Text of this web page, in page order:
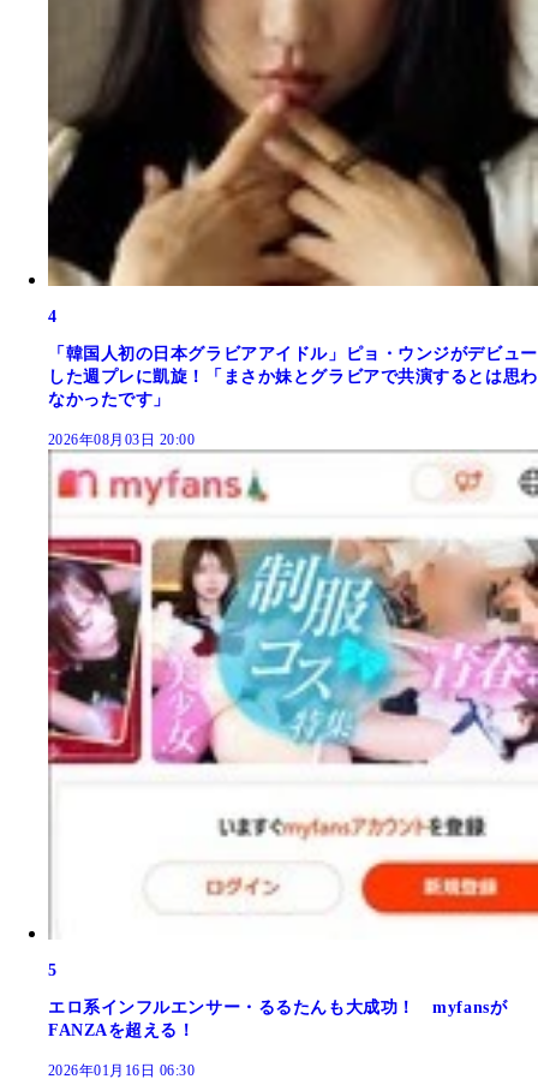
4
「韓国人初の日本グラビアアイドル」ピョ・ウンジがデビュー
した週プレに凱旋！「まさか妹とグラビアで共演するとは思わ
なかったです」
2026年08月03日 20:00
5
エロ系インフルエンサー・るるたんも大成功！ myfansが
FANZAを超える！
2026年01月16日 06:30